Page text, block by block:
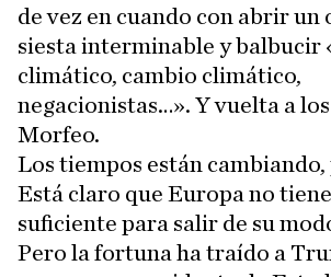
de vez en cuando con abrir un
siesta interminable y balbucir
climático, cambio climático,
negacionistas…». Y vuelta a
Morfeo.
Los tiempos están
Está claro que Europa no
suficiente para salir de su
Pero la fortuna ha traído a